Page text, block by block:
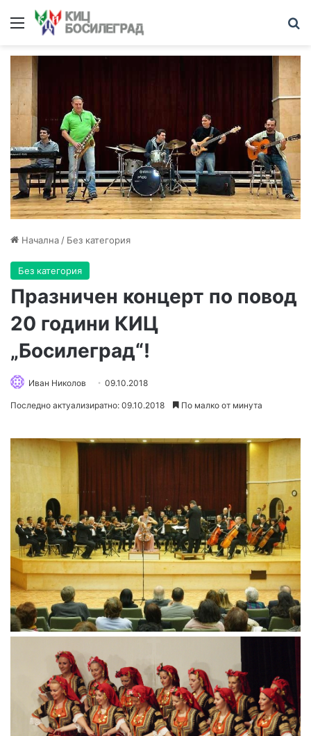
Меню
Начална / Без категория
Без категория
Празничен концерт по повод
20 години КИЦ
„Босилеград“!
Иван Николов 09.10.2018
Последно актуализиратно: 09.10.2018 По малко от минута